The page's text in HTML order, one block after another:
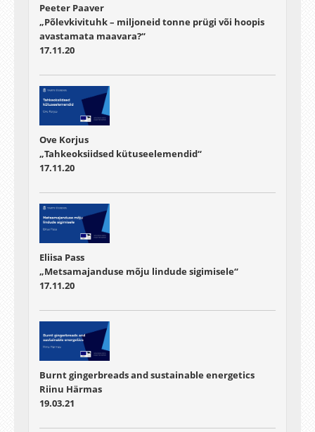
Peeter Paaver
„Põlevkivituhk – miljoneid tonne prügi või hoopis
avastamata maavara?“
17.11.20
Ove Korjus
„Tahkeoksiidsed kütuseelemendid“
17.11.20
Eliisa Pass
„Metsamajanduse mõju lindude sigimisele“
17.11.20
Burnt gingerbreads and sustainable energetics
Riinu Härmas
19.03.21